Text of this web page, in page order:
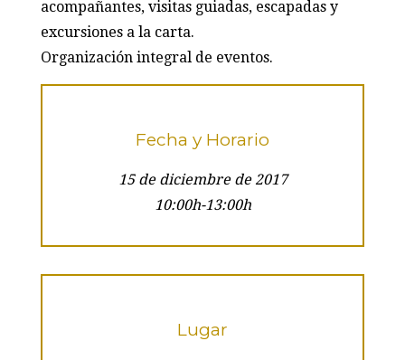
acompañantes, visitas guiadas, escapadas y
excursiones a la carta.
Organización integral de eventos.
Fecha y Horario
15 de diciembre de 2017
10:00h-13:00h
Lugar